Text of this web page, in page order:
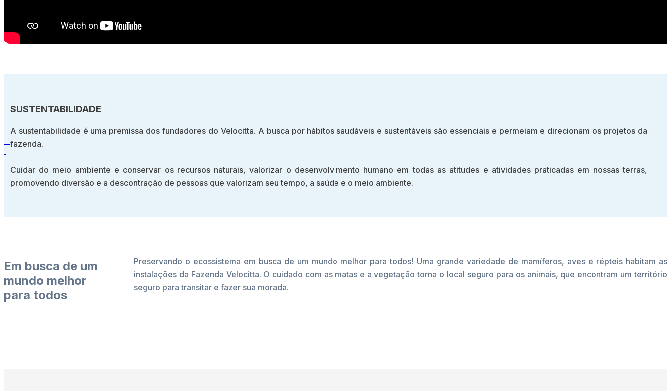
SUSTENTABILIDADE
A sustentabilidade é uma premissa dos fundadores do Velocitta. A busca por hábitos saudáveis e sustentáveis são essenciais e permeiam e direcionam os projetos da
fazenda.
Cuidar do meio ambiente e conservar os recursos naturais, valorizar o desenvolvimento humano em todas as atitudes e atividades praticadas em nossas terras,
promovendo diversão e a descontração de pessoas que valorizam seu tempo, a saúde e o meio ambiente.
Em busca de um
mundo melhor
para todos
Preservando o ecossistema em busca de um mundo melhor para todos! Uma grande variedade de mamíferos, aves e répteis habitam as
instalações da Fazenda Velocitta. O cuidado com as matas e a vegetação torna o local seguro para os animais, que encontram um território
seguro para transitar e fazer sua morada.